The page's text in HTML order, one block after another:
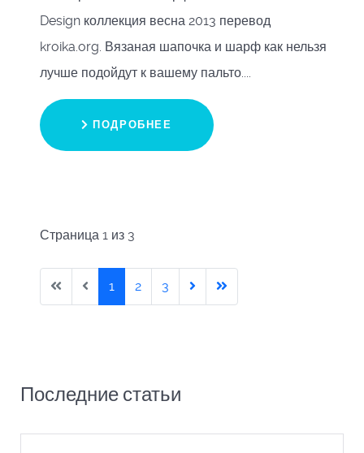
Design коллекция весна 2013 перевод
kroika.org. Вязаная шапочка и шарф как нельзя
лучше подойдут к вашему пальто....
ПОДРОБНЕЕ
Страница 1 из 3
1 2 3
Последние статьи